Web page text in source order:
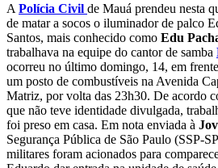
A Polícia Civil de Mauá prendeu nesta
de matar a socos o iluminador de palco
Santos, mais conhecido como Edu
trabalhava na equipe do cantor de samba
ocorreu no último domingo, 14, em
um posto de combustíveis na Avenida
Matriz, por volta das 23h30. De acordo
que não teve identidade divulgada,
foi preso em casa. Em nota enviada à
Segurança Pública de São Paulo (SSP-
militares foram acionados para